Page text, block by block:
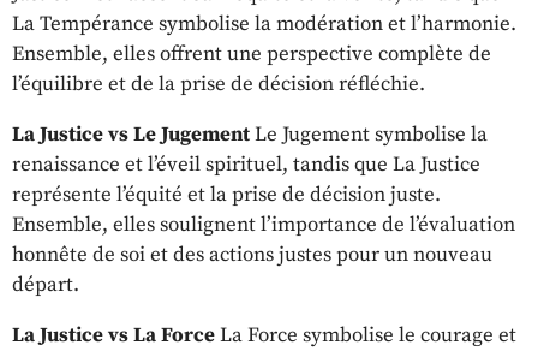
La Tempérance symbolise la modération et l’harmonie.
Ensemble, elles offrent une perspective complète de
l’équilibre et de la prise de décision réfléchie.
La Justice vs Le JugementLe Jugement symbolise la
renaissance et l’éveil spirituel, tandis que La Justice
représente l’équité et la prise de décision juste.
Ensemble, elles soulignent l’importance de l’évaluation
honnête de soi et des actions justes pour un nouveau
départ.
La Justice vs La ForceLa Force symbolise le courage et